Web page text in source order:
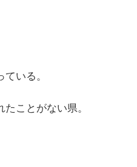
いる。
ことがない県。